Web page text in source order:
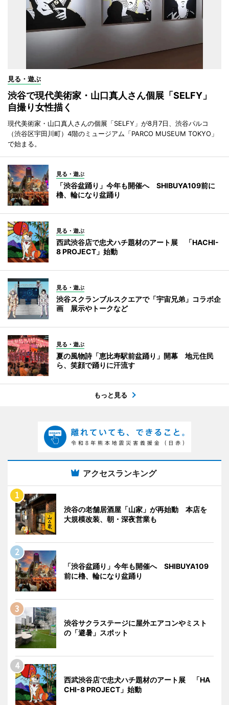
見る・遊ぶ
渋谷で現代美術家・山口真人さん個展「SELFY」
自撮り女性描く
現代美術家・山口真人さんの個展「SELFY」が8月7日、渋谷パルコ
（渋谷区宇田川町）4階のミュージアム「PARCO MUSEUM TOKYO」
で始まる。
見る・遊ぶ
「渋谷盆踊り」今年も開催へ SHIBUYA109前に
櫓、輪になり盆踊り
見る・遊ぶ
西武渋谷店で忠犬ハチ題材のアート展 「HACHI-
8 PROJECT」始動
見る・遊ぶ
渋谷スクランブルスクエアで「宇宙兄弟」コラボ企
画 展示やトークなど
見る・遊ぶ
夏の風物詩「恵比寿駅前盆踊り」開幕 地元住民
ら、笑顔で踊りに汗流す
もっと見る
アクセスランキング
渋谷の老舗居酒屋「山家」が再始動 本店を
大規模改装、朝・深夜営業も
「渋谷盆踊り」今年も開催へ SHIBUYA109
前に櫓、輪になり盆踊り
渋谷サクラステージに屋外エアコンやミスト
の「避暑」スポット
西武渋谷店で忠犬ハチ題材のアート展 「HA
CHI-8 PROJECT」始動